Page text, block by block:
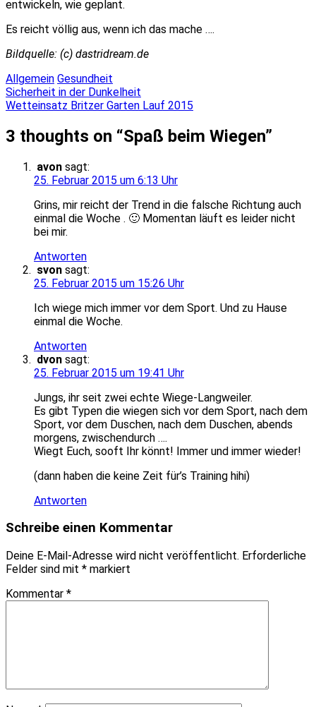
entwickeln, wie geplant.
Es reicht völlig aus, wenn ich das mache ….
Bildquelle: (c) dastridream.de
Allgemein Gesundheit
Beitragsnavigation
Sicherheit in der Dunkelheit
Wetteinsatz Britzer Garten Lauf 2015
3 thoughts on “Spaß beim Wiegen”
avon sagt:
25. Februar 2015 um 6:13 Uhr
Grins, mir reicht der Trend in die falsche Richtung auch
einmal die Woche . 🙂 Momentan läuft es leider nicht
bei mir.
Antworten
svon sagt:
25. Februar 2015 um 15:26 Uhr
Ich wiege mich immer vor dem Sport. Und zu Hause
einmal die Woche.
Antworten
dvon sagt:
25. Februar 2015 um 19:41 Uhr
Jungs, ihr seit zwei echte Wiege-Langweiler.
Es gibt Typen die wiegen sich vor dem Sport, nach dem
Sport, vor dem Duschen, nach dem Duschen, abends
morgens, zwischendurch ….
Wiegt Euch, sooft Ihr könnt! Immer und immer wieder!
(dann haben die keine Zeit für’s Training hihi)
Antworten
Schreibe einen Kommentar
Deine E-Mail-Adresse wird nicht veröffentlicht. Erforderliche
Felder sind mit * markiert
Kommentar *